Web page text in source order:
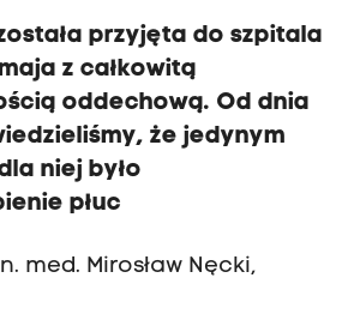
przyjęta do szpitala
z całkowitą
oddechową. Od dnia
że jedynym
niej było
płuc
med. Mirosław Nęcki,